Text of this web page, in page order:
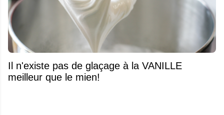
Il n'existe pas de glaçage à la VANILLE
meilleur que le mien!